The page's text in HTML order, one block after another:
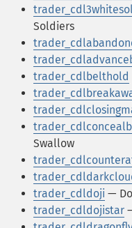
Soldiers
trader_cdlbelthold
Swallow
trader_cdldoji —
trader_cdldojistar